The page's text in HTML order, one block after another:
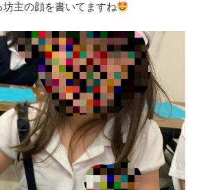
坊主の顔を書いてますね